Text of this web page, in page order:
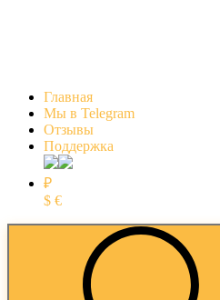
Главная
Мы в Telegram
Отзывы
Поддержка
₽
$ €